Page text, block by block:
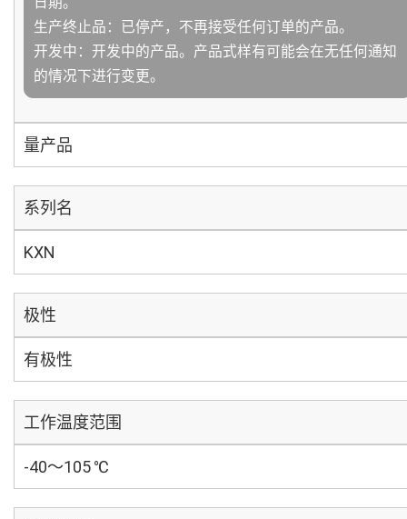
生产终止品：已停产，不再接受任何订单的产品。
开发中：开发中的产品。产品式样有可能会在无任何通知
的情况下进行变更。
量产品
系列名
KXN
极性
有极性
工作温度范围
-40～105 ℃